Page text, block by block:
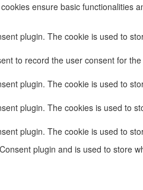
ensure basic functionalities
plugin. The cookie is used to
to record the user consent for
plugin. The cookie is used to
plugin. The cookies is used to
plugin. The cookie is used to
plugin and is used to store